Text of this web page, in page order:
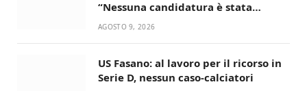
“Nessuna candidatura è stata
ancora decisa”
AGOSTO 9, 2026
US Fasano: al lavoro per il ricorso in
Serie D, nessun caso-calciatori